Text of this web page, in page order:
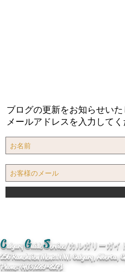
ブログの更新をお知らせいた
メールアドレスを入力してく
CalgaryGuideService/カルガリーガイ
256 Ranchview Mews. N.W. Calgary, Alberta,
Phone: (403)289-8271